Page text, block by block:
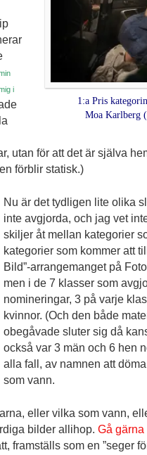
1:a Pris
Moa Karlberg
i
utan för att det är själva
förblir statisk.)
Nu är det tydligen lite olika
inte avgjorda, och jag vet
skiljer åt mellan kategorier
kategorier som kommer att
Bild”-arrangemanget på
men i de 7 klasser som
nomineringar, 3 på varje
kvinnor. (Och den både
obegåvade sluter sig då
också var 3 män och 6 hen
alla fall, av namnen att
som vann.
eller vilka som vann,
bilder allihop. Gå gärna
framställs som en ”seger